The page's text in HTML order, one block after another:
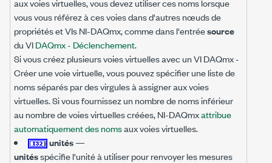
aux voies virtuelles, vous devez utiliser ces noms lorsque
vous vous référez à ces voies dans d'autres nœuds de
propriétés et VIs NI-DAQmx, comme dans l'entréesource
du VIDAQmx - Déclenchement.
Si vous créez plusieurs voies virtuelles avec un VI DAQmx -
Créer une voie virtuelle, vous pouvez spécifier une liste de
noms séparés par des virgules à assigner aux voies
virtuelles. Si vous fournissez un nombre de noms inférieur
au nombre de voies virtuelles créées, NI-DAQmxattribue
automatiquement des nomsaux voies virtuelles.
unités—
unitésspécifie l'unité à utiliser pour renvoyer les mesures